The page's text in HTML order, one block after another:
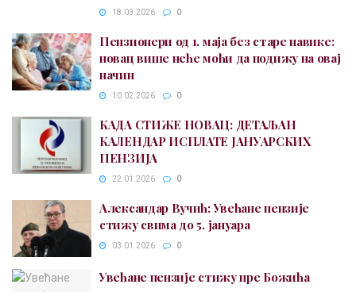
18.03.2026 0
Пензионери од 1. маја без старе навике:
новац више неће моћи да подижу на овај
начин
10.02.2026 0
КАДА СТИЖЕ НОВАЦ: ДЕТАЉАН
КАЛЕНДАР ИСПЛАТЕ ЈАНУАРСКИХ
ПЕНЗИЈА
22.01.2026 0
Александар Вучић: Увећане пензије
стижу свима до 5. јануара
03.01.2026 0
Увећане пензије стижу пре Божића